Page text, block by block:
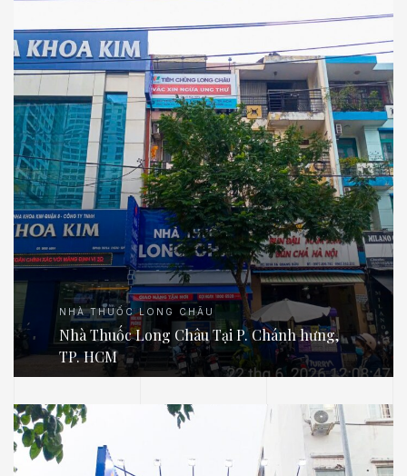
NHÀ THUỐC LONG CHÂU
Nhà Thuốc Long Châu Tại P. Chánh hưng,
TP. HCM